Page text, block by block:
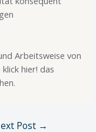
Arbeitsweise von
hier! das
Post →